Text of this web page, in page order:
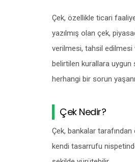
Çek, özellikle ticari
yazılmış olan çek,
verilmesi, tahsil edilmesi
belirtilen kurallara uygun
herhangi bir sorun
Çek Nedir?
Çek, bankalar
kendi tasarrufu